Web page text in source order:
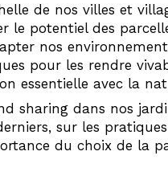
de nos villes et
le potentiel des
nos
pour les rendre
essentielle avec la
sharing dans nos
sur les
du choix de la